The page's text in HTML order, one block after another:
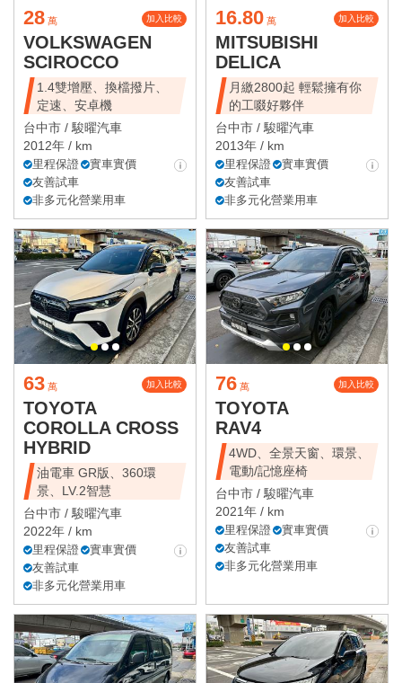
28 萬 加入比較
VOLKSWAGEN
SCIROCCO
1.4雙增壓、換檔撥片、
定速、安卓機
台中市 /駿曜汽車
2012年 / km
里程保證
實車實價
友善試車
非多元化營業用車
16.80 萬 加入比較
MITSUBISHI
DELICA
月繳2800起 輕鬆擁有你
的工啜好夥伴
台中市 /駿曜汽車
2013年 / km
里程保證
實車實價
友善試車
非多元化營業用車
63 萬 加入比較
TOYOTA
COROLLA CROSS
HYBRID
油電車 GR版、360環
景、LV.2智慧
台中市 /駿曜汽車
2022年 / km
里程保證
實車實價
友善試車
非多元化營業用車
76 萬 加入比較
TOYOTA
RAV4
4WD、全景天窗、環景、
電動/記憶座椅
台中市 /駿曜汽車
2021年 / km
里程保證
實車實價
友善試車
非多元化營業用車